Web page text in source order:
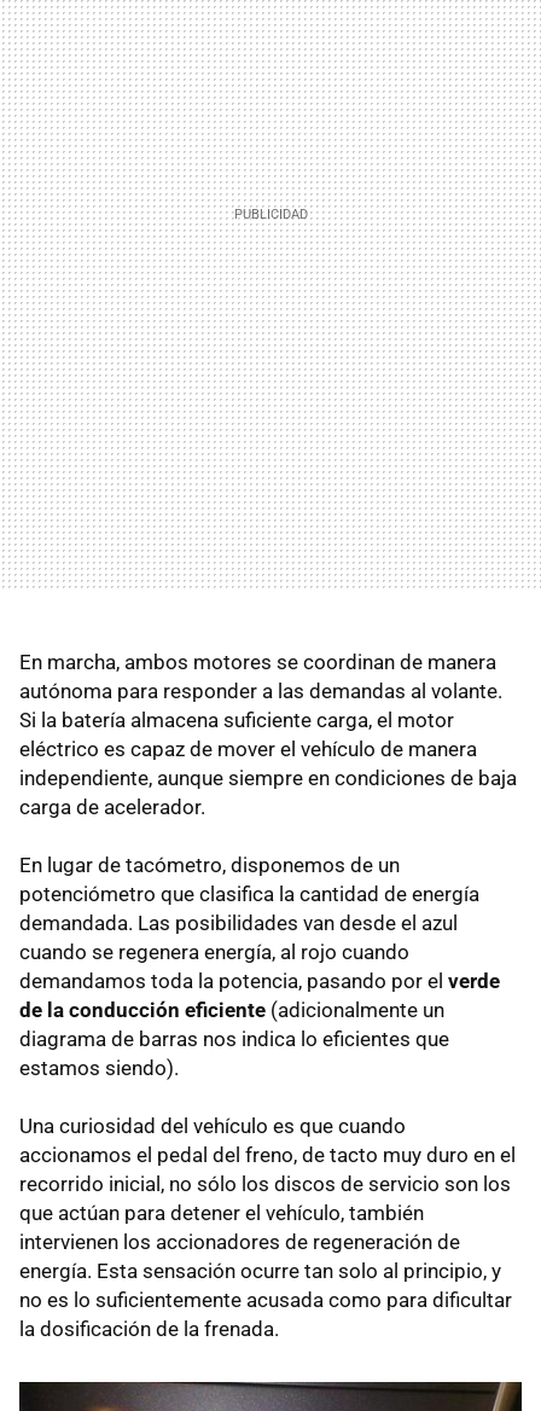
En marcha, ambos motores se coordinan de manera
autónoma para responder a las demandas al volante.
Si la batería almacena suficiente carga, el motor
eléctrico es capaz de mover el vehículo de manera
independiente, aunque siempre en condiciones de baja
carga de acelerador.
En lugar de tacómetro, disponemos de un
potenciómetro que clasifica la cantidad de energía
demandada. Las posibilidades van desde el azul
cuando se regenera energía, al rojo cuando
demandamos toda la potencia, pasando por el verde
de la conducción eficiente (adicionalmente un
diagrama de barras nos indica lo eficientes que
estamos siendo).
Una curiosidad del vehículo es que cuando
accionamos el pedal del freno, de tacto muy duro en el
recorrido inicial, no sólo los discos de servicio son los
que actúan para detener el vehículo, también
intervienen los accionadores de regeneración de
energía. Esta sensación ocurre tan solo al principio, y
no es lo suficientemente acusada como para dificultar
la dosificación de la frenada.